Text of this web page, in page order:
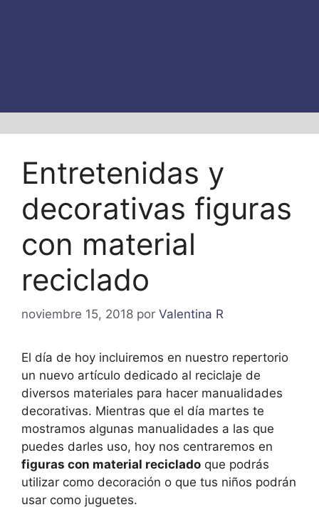
Entretenidas y
decorativas figuras
con material
reciclado
noviembre 15, 2018 por Valentina R
El día de hoy incluiremos en nuestro repertorio
un nuevo artículo dedicado al reciclaje de
diversos materiales para hacer manualidades
decorativas. Mientras que el día martes te
mostramos algunas manualidades a las que
puedes darles uso, hoy nos centraremos en
figuras con material reciclado que podrás
utilizar como decoración o que tus niños podrán
usar como juguetes.